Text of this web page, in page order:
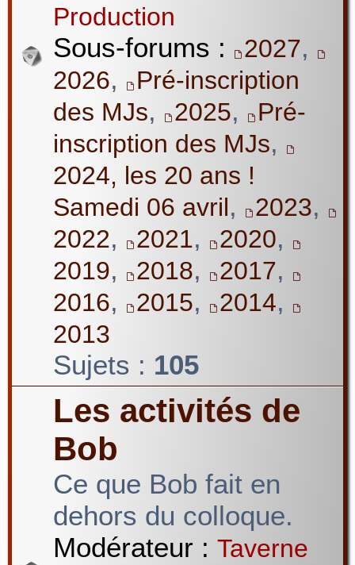
Production
Sous-forums : 2027,
2026,
Pré-inscription
des MJs, 2025,
Pré-
inscription des MJs,
2024, les 20 ans !
Samedi 06 avril, 2023,
2022, 2021, 2020,
2019, 2018, 2017,
2016, 2015, 2014,
2013
Sujets : 105
Les activités de
Bob
Ce que Bob fait en
dehors du colloque.
Modérateur : Taverne